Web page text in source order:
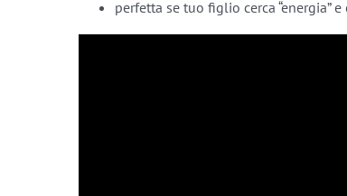
perfetta se tuo figlio cerca “energia”